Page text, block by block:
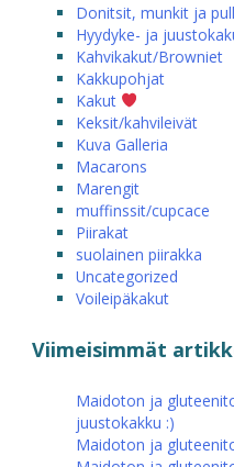
Donitsit, munkit ja
Hyydyke- ja
Kahvikakut/Browniet
Kakkupohjat
Kakut
Keksit/kahvileivät
Kuva Galleria
Macarons
Marengit
muffinssit/cupcace
Piirakat
suolainen piirakka
Uncategorized
Voileipäkakut
Viimeisimmät
Maidoton ja
juustokakku :)
Maidoton ja